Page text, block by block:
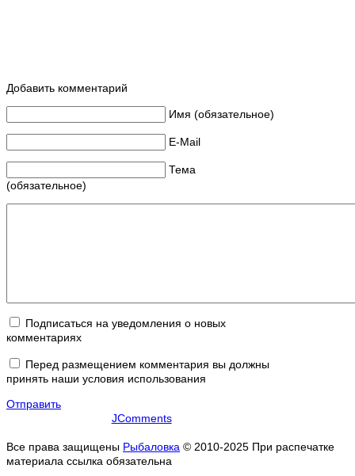
Добавить комментарий
Имя (обязательное)
E-Mail
Тема
(обязательное)
Подписаться на уведомления о новых
комментариях
Перед размещением комментария вы должны
принять наши условия использования
Отправить
JComments
Все права защищены Рыбаловка © 2010-2025 При распечатке
материала ссылка обязательна